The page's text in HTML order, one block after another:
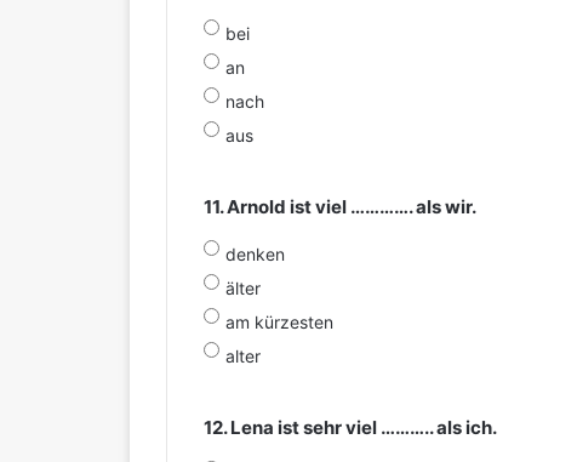
bei
an
nach
aus
11. Arnold ist viel …………. als wir.
denken
älter
am kürzesten
alter
12. Lena ist sehr viel ……….. als ich.